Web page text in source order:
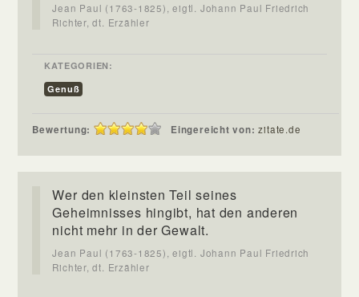
Jean Paul (1763-1825), eigtl. Johann Paul Friedrich
Richter, dt. Erzähler
KATEGORIEN:
Genuß
Bewertung: Eingereicht von:zitate.de
Wer den kleinsten Teil seines
Geheimnisses hingibt, hat den anderen
nicht mehr in der Gewalt.
Jean Paul (1763-1825), eigtl. Johann Paul Friedrich
Richter, dt. Erzähler